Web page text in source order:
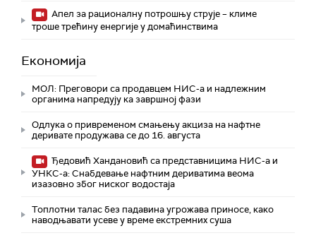
Апел за рационалну потрошњу струје – климе
троше трећину енергије у домаћинствима
Економија
МОЛ: Преговори са продавцем НИС-а и надлежним
органима напредују ка завршној фази
Одлука о привременом смањењу акциза на нафтне
деривате продужава се до 16. августа
Ђедовић Хандановић са представницима НИС-а и
УНКС-а: Снабдевање нафтним дериватима веома
изазовно због ниског водостаја
Топлотни талас без падавина угрожава приносе, како
наводњавати усеве у време екстремних суша